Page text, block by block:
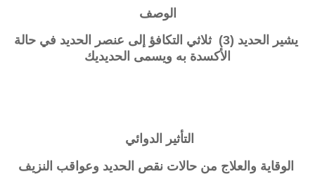
الوصف
يشير الحديد (3) ثلاثي التكافؤ إلى عنصر الحديد في حالة
الأكسدة به ويسمى الحديديك
التأثير الدوائي
الوقاية والعلاج من حالات نقص الحديد وعواقب النزيف